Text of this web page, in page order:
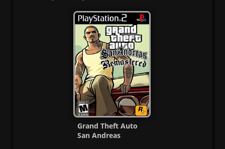
(Español/Multi) MF
Grand Theft Auto
San Andreas